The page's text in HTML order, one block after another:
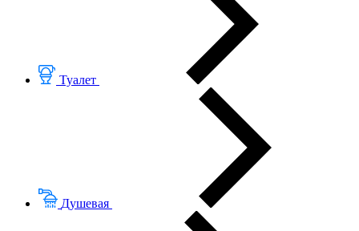
Туалет
Душевая